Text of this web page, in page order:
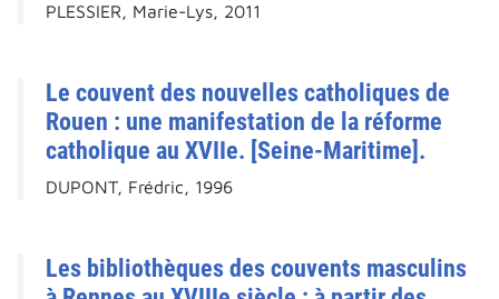
PLESSIER, Marie-Lys, 2011
Le couvent des nouvelles catholiques de
Rouen : une manifestation de la réforme
catholique au XVIIe. [Seine-Maritime].
DUPONT, Frédric, 1996
Les bibliothèques des couvents masculins